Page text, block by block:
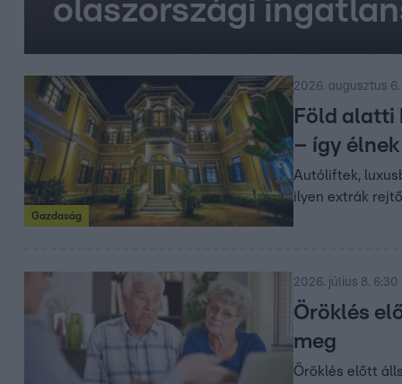
olaszországi
Gazdaság
2026. augusztus 6.
Föld alatti
– így
Autóliftek,
ilyen extrák
2026. július 8. 6:30
Öröklés
meg
Öröklés előtt